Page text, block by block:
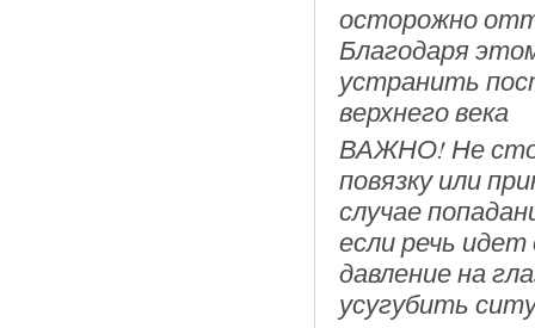
осторожно
Благодаря
устранить
верхнего века
ВАЖНО! Не
повязку или
случае
если речь
давление на
усугубить